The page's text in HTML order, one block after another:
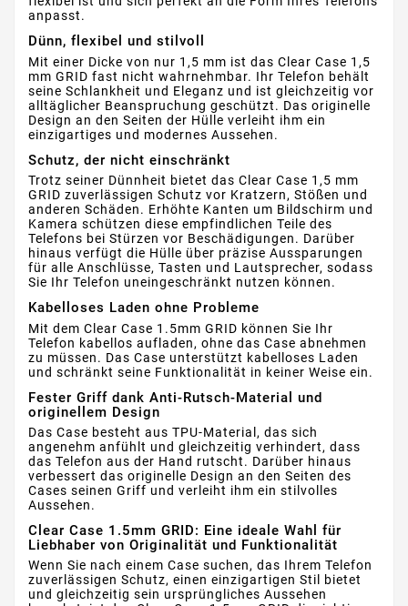
anpasst.
Dünn, flexibel und stilvoll
Mit einer Dicke von nur 1,5 mm ist das Clear Case 1,5
mm GRID fast nicht wahrnehmbar. Ihr Telefon behält
seine Schlankheit und Eleganz und ist gleichzeitig vor
alltäglicher Beanspruchung geschützt. Das originelle
Design an den Seiten der Hülle verleiht ihm ein
einzigartiges und modernes Aussehen.
Schutz, der nicht einschränkt
Trotz seiner Dünnheit bietet das Clear Case 1,5 mm
GRID zuverlässigen Schutz vor Kratzern, Stößen und
anderen Schäden. Erhöhte Kanten um Bildschirm und
Kamera schützen diese empfindlichen Teile des
Telefons bei Stürzen vor Beschädigungen. Darüber
hinaus verfügt die Hülle über präzise Aussparungen
für alle Anschlüsse, Tasten und Lautsprecher, sodass
Sie Ihr Telefon uneingeschränkt nutzen können.
Kabelloses Laden ohne Probleme
Mit dem Clear Case 1.5mm GRID können Sie Ihr
Telefon kabellos aufladen, ohne das Case abnehmen
zu müssen. Das Case unterstützt kabelloses Laden
und schränkt seine Funktionalität in keiner Weise ein.
Fester Griff dank Anti-Rutsch-Material und
originellem Design
Das Case besteht aus TPU-Material, das sich
angenehm anfühlt und gleichzeitig verhindert, dass
das Telefon aus der Hand rutscht. Darüber hinaus
verbessert das originelle Design an den Seiten des
Cases seinen Griff und verleiht ihm ein stilvolles
Aussehen.
Clear Case 1.5mm GRID: Eine ideale Wahl für
Liebhaber von Originalität und Funktionalität
Wenn Sie nach einem Case suchen, das Ihrem Telefon
zuverlässigen Schutz, einen einzigartigen Stil bietet
und gleichzeitig sein ursprüngliches Aussehen